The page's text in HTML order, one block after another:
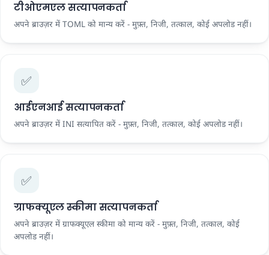
टीओएमएल सत्यापनकर्ता
अपने ब्राउज़र में TOML को मान्य करें - मुफ़्त, निजी, तत्काल, कोई अपलोड नहीं।
✅
आईएनआई सत्यापनकर्ता
अपने ब्राउज़र में INI सत्यापित करें - मुफ़्त, निजी, तत्काल, कोई अपलोड नहीं।
✅
ग्राफक्यूएल स्कीमा सत्यापनकर्ता
अपने ब्राउज़र में ग्राफक्यूएल स्कीमा को मान्य करें - मुफ़्त, निजी, तत्काल, कोई
अपलोड नहीं।